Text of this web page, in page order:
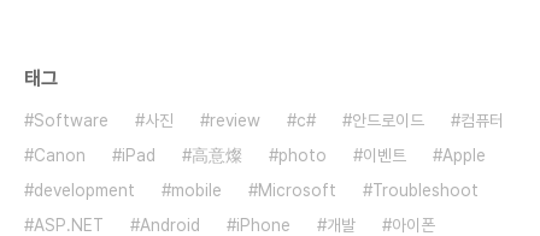
태그
Software 사진 review c# 안드로이드
컴퓨터
Canon
iPad 高意燦 photo 이벤트
Apple
development
mobile Microsoft
Troubleshoot
ASP.NET
Android iPhone 개발
아이폰